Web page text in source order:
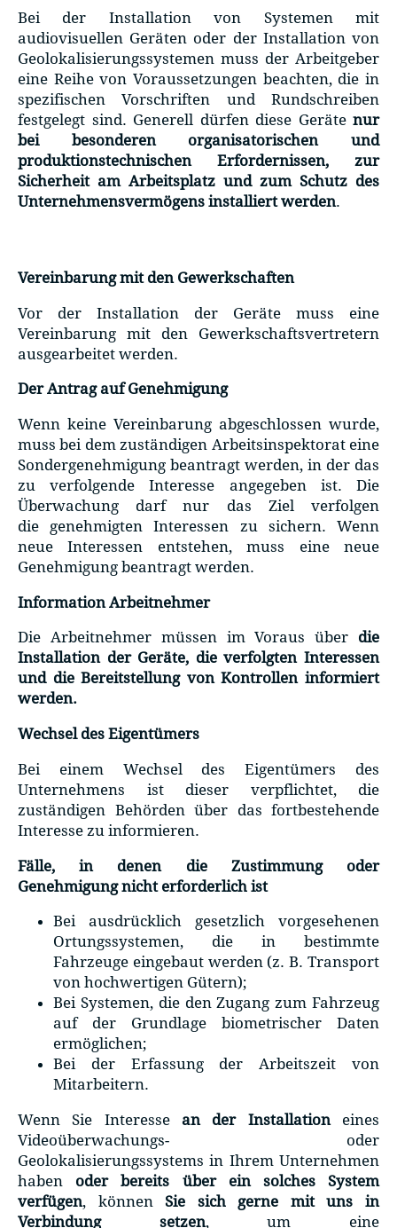
Bei der Installation von Systemen mit
audiovisuellen Geräten oder der Installation von
Geolokalisierungssystemen muss der Arbeitgeber
eine Reihe von Voraussetzungen beachten, die in
spezifischen Vorschriften und Rundschreiben
festgelegt sind. Generell dürfen diese Geräte nur
bei besonderen organisatorischen und
produktionstechnischen Erfordernissen, zur
Sicherheit am Arbeitsplatz und zum Schutz des
Unternehmensvermögens installiert werden.
Vereinbarung mit den Gewerkschaften
Vor der Installation der Geräte muss eine
Vereinbarung mit den Gewerkschaftsvertretern
ausgearbeitet werden.
Der Antrag auf Genehmigung
Wenn keine Vereinbarung abgeschlossen wurde,
muss bei dem zuständigen Arbeitsinspektorat eine
Sondergenehmigung beantragt werden, in der das
zu verfolgende Interesse angegeben ist. Die
Überwachung darf nur das Ziel verfolgen
die genehmigten Interessen zu sichern. Wenn
neue Interessen entstehen, muss eine neue
Genehmigung beantragt werden.
Information Arbeitnehmer
Die Arbeitnehmer müssen im Voraus über die
Installation der Geräte, die verfolgten Interessen
und die Bereitstellung von Kontrollen informiert
werden.
Wechsel des Eigentümers
Bei einem Wechsel des Eigentümers des
Unternehmens ist dieser verpflichtet, die
zuständigen Behörden über das fortbestehende
Interesse zu informieren.
Fälle, in denen die Zustimmung oder
Genehmigung nicht erforderlich ist
Bei ausdrücklich gesetzlich vorgesehenen
Ortungssystemen, die in bestimmte
Fahrzeuge eingebaut werden (z. B. Transport
von hochwertigen Gütern);
Bei Systemen, die den Zugang zum Fahrzeug
auf der Grundlage biometrischer Daten
ermöglichen;
Bei der Erfassung der Arbeitszeit von
Mitarbeitern.
Wenn Sie Interesse an der Installationeines
Videoüberwachungs- oder
Geolokalisierungssystems in Ihrem Unternehmen
haben oder bereits über ein solches System
verfügen, könnenSie sich gerne mit uns in
Verbindung setzen, um eine